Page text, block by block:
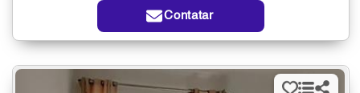
Contatar